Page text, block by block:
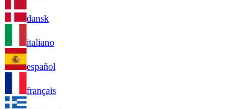
dansk
italiano
español
français